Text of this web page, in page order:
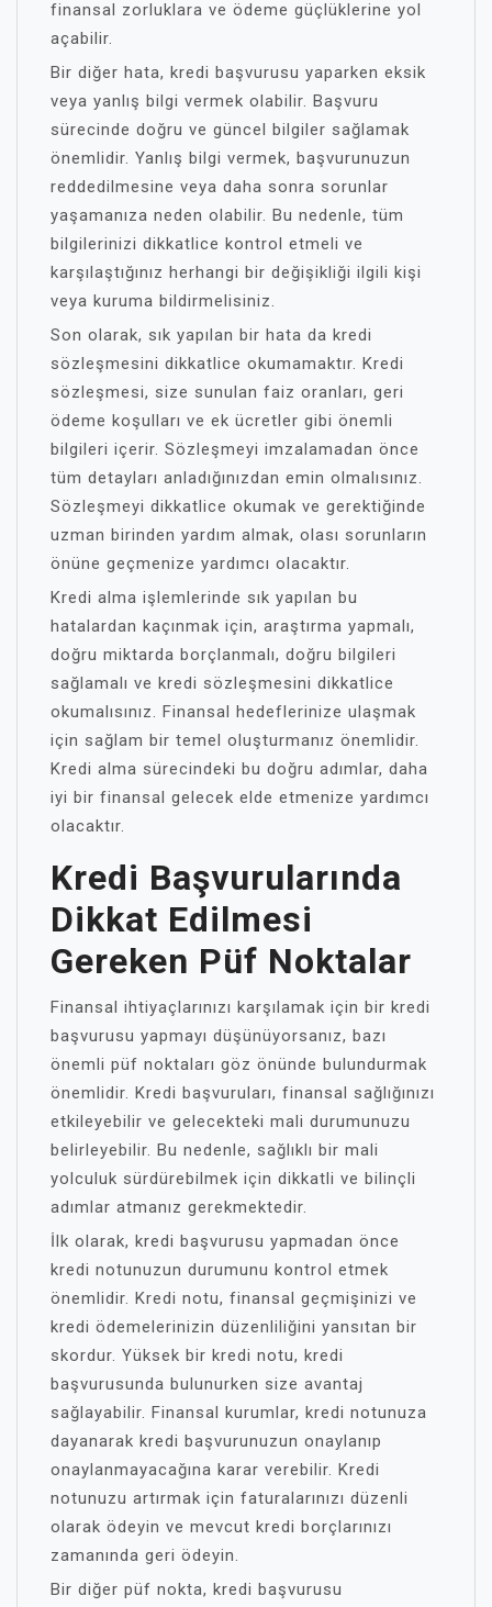
finansal zorluklara ve ödeme güçlüklerine yol
açabilir.
Bir diğer hata, kredi başvurusu yaparken eksik
veya yanlış bilgi vermek olabilir. Başvuru
sürecinde doğru ve güncel bilgiler sağlamak
önemlidir. Yanlış bilgi vermek, başvurunuzun
reddedilmesine veya daha sonra sorunlar
yaşamanıza neden olabilir. Bu nedenle, tüm
bilgilerinizi dikkatlice kontrol etmeli ve
karşılaştığınız herhangi bir değişikliği ilgili kişi
veya kuruma bildirmelisiniz.
Son olarak, sık yapılan bir hata da kredi
sözleşmesini dikkatlice okumamaktır. Kredi
sözleşmesi, size sunulan faiz oranları, geri
ödeme koşulları ve ek ücretler gibi önemli
bilgileri içerir. Sözleşmeyi imzalamadan önce
tüm detayları anladığınızdan emin olmalısınız.
Sözleşmeyi dikkatlice okumak ve gerektiğinde
uzman birinden yardım almak, olası sorunların
önüne geçmenize yardımcı olacaktır.
Kredi alma işlemlerinde sık yapılan bu
hatalardan kaçınmak için, araştırma yapmalı,
doğru miktarda borçlanmalı, doğru bilgileri
sağlamalı ve kredi sözleşmesini dikkatlice
okumalısınız. Finansal hedeflerinize ulaşmak
için sağlam bir temel oluşturmanız önemlidir.
Kredi alma sürecindeki bu doğru adımlar, daha
iyi bir finansal gelecek elde etmenize yardımcı
olacaktır.
Kredi Başvurularında
Dikkat Edilmesi
Gereken Püf Noktalar
Finansal ihtiyaçlarınızı karşılamak için bir kredi
başvurusu yapmayı düşünüyorsanız, bazı
önemli püf noktaları göz önünde bulundurmak
önemlidir. Kredi başvuruları, finansal sağlığınızı
etkileyebilir ve gelecekteki mali durumunuzu
belirleyebilir. Bu nedenle, sağlıklı bir mali
yolculuk sürdürebilmek için dikkatli ve bilinçli
adımlar atmanız gerekmektedir.
İlk olarak, kredi başvurusu yapmadan önce
kredi notunuzun durumunu kontrol etmek
önemlidir. Kredi notu, finansal geçmişinizi ve
kredi ödemelerinizin düzenliliğini yansıtan bir
skordur. Yüksek bir kredi notu, kredi
başvurusunda bulunurken size avantaj
sağlayabilir. Finansal kurumlar, kredi notunuza
dayanarak kredi başvurunuzun onaylanıp
onaylanmayacağına karar verebilir. Kredi
notunuzu artırmak için faturalarınızı düzenli
olarak ödeyin ve mevcut kredi borçlarınızı
zamanında geri ödeyin.
Bir diğer püf nokta, kredi başvurusu